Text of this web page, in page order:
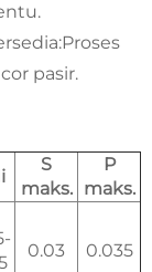
pasir.
S
maks.
P
maks.
0.03 0.035